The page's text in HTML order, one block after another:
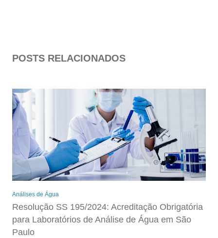
POSTS RELACIONADOS
Análises de Água
Resolução SS 195/2024: Acreditação Obrigatória
para Laboratórios de Análise de Água em São
Paulo